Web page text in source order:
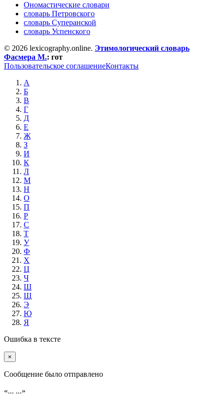
Ономастические словари
словарь Петровского
словарь Суперанской
словарь Успенского
© 2026 lexicography.online. Этимологический словарь
Фасмера М.: гот
Пользовательское соглашениеКонтакты
А
Б
В
Г
Д
Е
Ж
З
И
К
Л
М
Н
О
П
Р
С
Т
У
Ф
Х
Ц
Ч
Ш
Щ
Э
Ю
Я
Ошибка в тексте
×
Cообщение было отправлено
«... ...»